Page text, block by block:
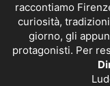
raccontiamo
curiosità,
giorno, gli
protagonisti. Per